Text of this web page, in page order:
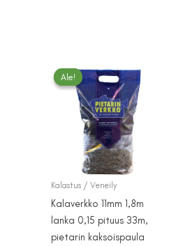
Ale!
Ale!
Kalastus / Veneily
Kalaverkko 11mm 1,8m
lanka 0,15 pituus 33m,
pietarin kaksoispaula